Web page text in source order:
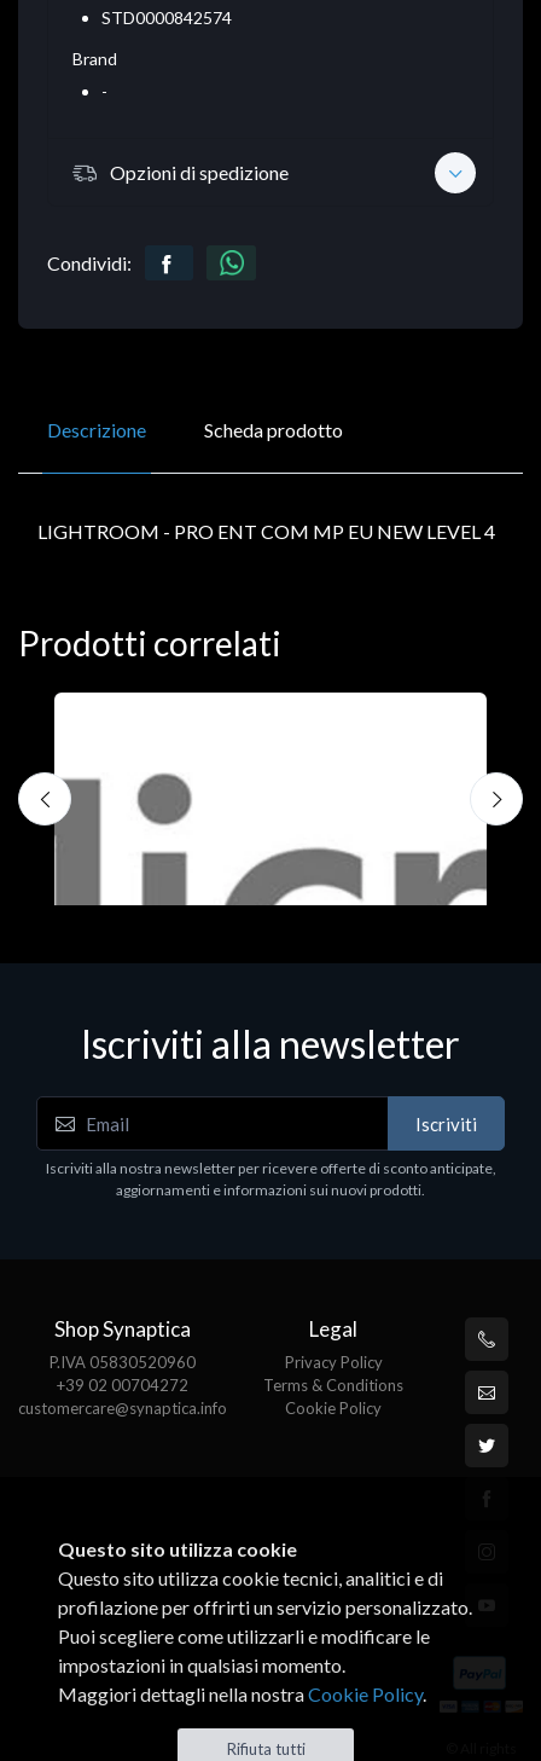
STD0000842574
Brand
-
Opzioni di spedizione
Condividi:
Descrizione Scheda prodotto
LIGHTROOM - PRO ENT COM MP EU NEW LEVEL 4
Prodotti correlati
Software - Office Productivity
MS OFFICE H&S 2021 ESD
Iscriviti alla newsletter
Iscriviti
Iscriviti alla nostra newsletter per ricevere offerte di sconto anticipate,
aggiornamenti e informazioni sui nuovi prodotti.
Shop Synaptica
P.IVA 05830520960
+39 02 00704272
customercare@synaptica.info
Legal
Privacy Policy
Terms & Conditions
Cookie Policy
Questo sito utilizza cookie
Questo sito utilizza cookie tecnici, analitici e di
profilazione per offrirti un servizio personalizzato.
Puoi scegliere come utilizzarli e modificare le
impostazioni in qualsiasi momento.
Maggiori dettagli nella nostraCookie Policy.
Rifiuta tutti